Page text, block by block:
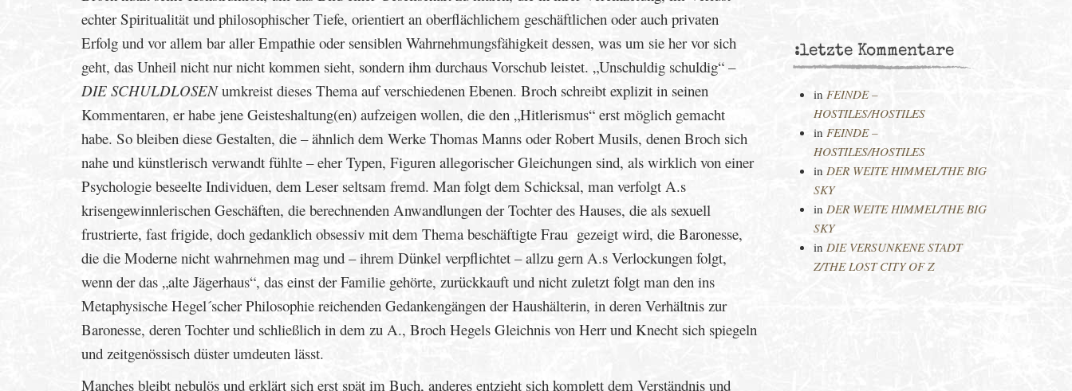
echter Spiritualität und philosophischer Tiefe, orientiert an oberflächlichem geschäftlichen oder auch privaten
Erfolg und vor allem bar aller Empathie oder sensiblen Wahrnehmungsfähigkeit dessen, was um sie her vor sich
geht, das Unheil nicht nur nicht kommen sieht, sondern ihm durchaus Vorschub leistet. „Unschuldig schuldig“ –
DIE SCHULDLOSENumkreist dieses Thema auf verschiedenen Ebenen. Broch schreibt explizit in seinen
Kommentaren, er habe jene Geisteshaltung(en) aufzeigen wollen, die den „Hitlerismus“ erst möglich gemacht
habe. So bleiben diese Gestalten, die – ähnlich dem Werke Thomas Manns oder Robert Musils, denen Broch sich
nahe und künstlerisch verwandt fühlte – eher Typen, Figuren allegorischer Gleichungen sind, als wirklich von einer
Psychologie beseelte Individuen, dem Leser seltsam fremd. Man folgt dem Schicksal, man verfolgt A.s
krisengewinnlerischen Geschäften, die berechnenden Anwandlungen der Tochter des Hauses, die als sexuell
frustrierte, fast frigide, doch gedanklich obsessiv mit dem Thema beschäftigte Frau gezeigt wird, die Baronesse,
die die Moderne nicht wahrnehmen mag und – ihrem Dünkel verpflichtet – allzu gern A.s Verlockungen folgt,
wenn der das „alte Jägerhaus“, das einst der Familie gehörte, zurückkauft und nicht zuletzt folgt man den ins
Metaphysische Hegel´scher Philosophie reichenden Gedankengängen der Haushälterin, in deren Verhältnis zur
Baronesse, deren Tochter und schließlich in dem zu A., Broch Hegels Gleichnis von Herr und Knecht sich spiegeln
und zeitgenössisch düster umdeuten lässt.
Manches bleibt nebulös und erklärt sich erst spät im Buch, anderes entzieht sich komplett dem Verständnis und
:letzte Kommentare
in FEINDE –
HOSTILES/HOSTILES
in FEINDE –
HOSTILES/HOSTILES
in DER WEITE HIMMEL/THE BIG
SKY
in DER WEITE HIMMEL/THE BIG
SKY
in DIE VERSUNKENE STADT
Z/THE LOST CITY OF Z